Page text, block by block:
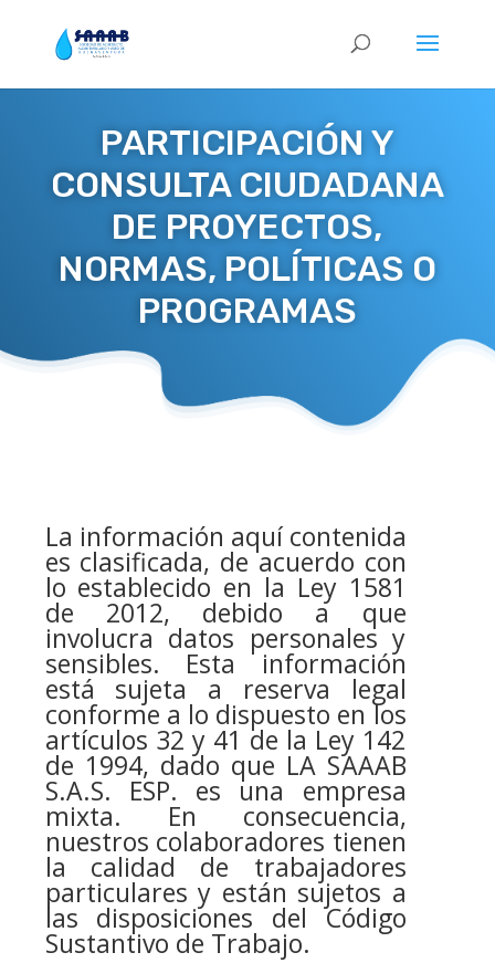
PARTICIPACIÓN Y
CONSULTA CIUDADANA
DE PROYECTOS,
NORMAS, POLÍTICAS O
PROGRAMAS
La información aquí contenida
es clasificada, de acuerdo con
lo establecido en la Ley 1581
de 2012, debido a que
involucra datos personales y
sensibles. Esta información
está sujeta a reserva legal
conforme a lo dispuesto en los
artículos 32 y 41 de la Ley 142
de 1994, dado que LA SAAAB
S.A.S. ESP. es una empresa
mixta. En consecuencia,
nuestros colaboradores tienen
la calidad de trabajadores
particulares y están sujetos a
las disposiciones del Código
Sustantivo de Trabajo.